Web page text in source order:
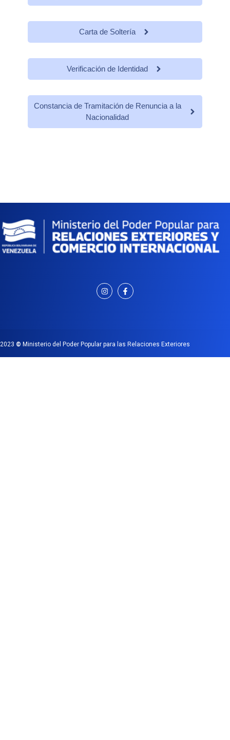
Carta de Soltería
Verificación de Identidad
Constancia de Tramitación de Renuncia a la
Nacionalidad
2023 © Ministerio del Poder Popular para las Relaciones Exteriores